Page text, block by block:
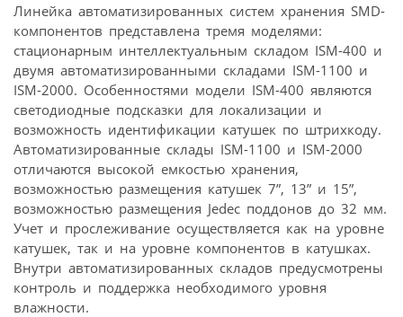
Линейка автоматизированных систем хранения SMD-
компонентов представлена тремя моделями:
стационарным интеллектуальным складом ISM-400 и
двумя автоматизированными складами ISM-1100 и
ISM-2000. Особенностями модели ISM-400 являются
светодиодные подсказки для локализации и
возможность идентификации катушек по штрихкоду.
Автоматизированные склады ISM-1100 и ISM-2000
отличаются высокой емкостью хранения,
возможностью размещения катушек 7”, 13” и 15”,
возможностью размещения Jedec поддонов до 32 мм.
Учет и прослеживание осуществляется как на уровне
катушек, так и на уровне компонентов в катушках.
Внутри автоматизированных складов предусмотрены
контроль и поддержка необходимого уровня
влажности.